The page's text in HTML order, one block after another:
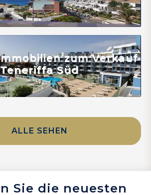
zum Verkauf
Teneriffa Süd
Mehr erfahren
ALLE SEHEN
Sie die neuesten